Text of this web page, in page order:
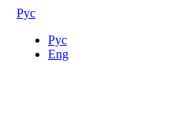
Рус
Рус
Eng